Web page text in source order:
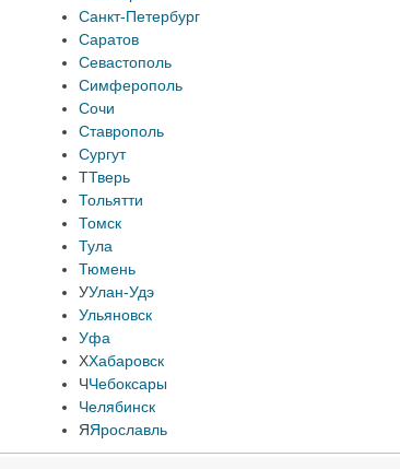
Санкт-Петербург
Саратов
Севастополь
Симферополь
Сочи
Ставрополь
Сургут
ТТверь
Тольятти
Томск
Тула
Тюмень
УУлан-Удэ
Ульяновск
Уфа
ХХабаровск
ЧЧебоксары
Челябинск
ЯЯрославль